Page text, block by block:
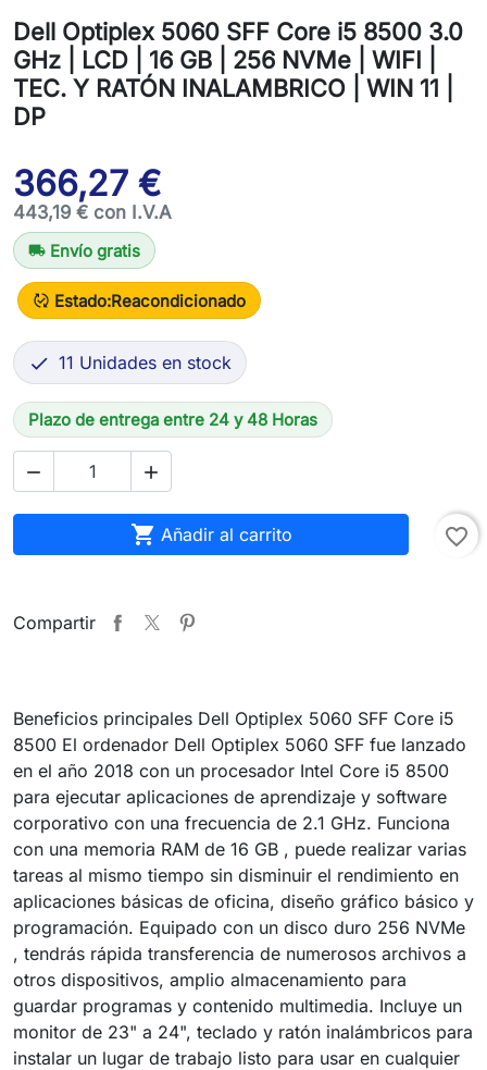
Dell Optiplex 5060 SFF Core i5 8500 3.0
GHz | LCD | 16 GB | 256 NVMe | WIFI |
TEC. Y RATÓN INALAMBRICO | WIN 11 |
DP
366,27 €
443,19 € con I.V.A
local_shipping Envío gratis
published_with_changes Estado:Reacondicionado
 11 Unidades en stock
Plazo de entrega entre 24 y 48 Horas
 
 Añadir al carrito favorite_border
Compartir
Beneficios principales Dell Optiplex 5060 SFF Core i5
8500 El ordenador Dell Optiplex 5060 SFF fue lanzado
en el año 2018 con un procesador Intel Core i5 8500
para ejecutar aplicaciones de aprendizaje y software
corporativo con una frecuencia de 2.1 GHz. Funciona
con una memoria RAM de 16 GB , puede realizar varias
tareas al mismo tiempo sin disminuir el rendimiento en
aplicaciones básicas de oficina, diseño gráfico básico y
programación. Equipado con un disco duro 256 NVMe
, tendrás rápida transferencia de numerosos archivos a
otros dispositivos, amplio almacenamiento para
guardar programas y contenido multimedia. Incluye un
monitor de 23" a 24", teclado y ratón inalámbricos para
instalar un lugar de trabajo listo para usar en cualquier